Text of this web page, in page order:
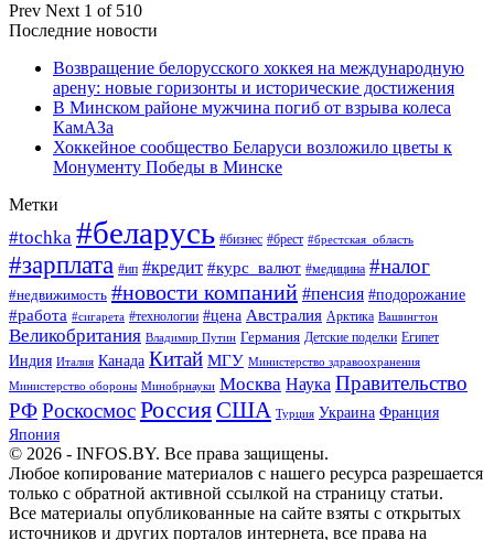
Prev Next 1 of 510
Последние новости
Возвращение белорусского хоккея на международную
арену: новые горизонты и исторические достижения
В Минском районе мужчина погиб от взрыва колеса
КамАЗа
Хоккейное сообщество Беларуси возложило цветы к
Монументу Победы в Минске
Метки
#tochka #беларусь #бизнес #брест #брестская_область
#зарплата #ип #кредит #курс_валют #медицина #налог
#недвижимость #новости компаний #пенсия #подорожание
#работа #сигарета #технологии #цена Австралия Арктика Вашингтон
Великобритания Владимир Путин Германия Детские поделки Египет
Индия Италия Канада Китай МГУ Министерство здравоохранения
Министерство обороны Минобрнауки Москва Наука Правительство
РФРоскосмосРоссияСША Турция Украина Франция
Япония
© 2026 - INFOS.BY. Все права защищены.
Любое копирование материалов с нашего ресурса разрешается
только с обратной активной ссылкой на страницу статьи.
Все материалы опубликованные на сайте взяты с открытых
источников и других порталов интернета, все права на